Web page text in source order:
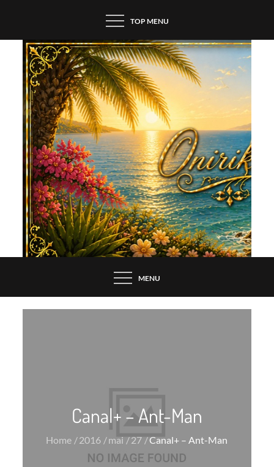
content
TOP MENU
MENU
Canal+ – Ant-Man
Home 2016 mai 27 Canal+ – Ant-Man